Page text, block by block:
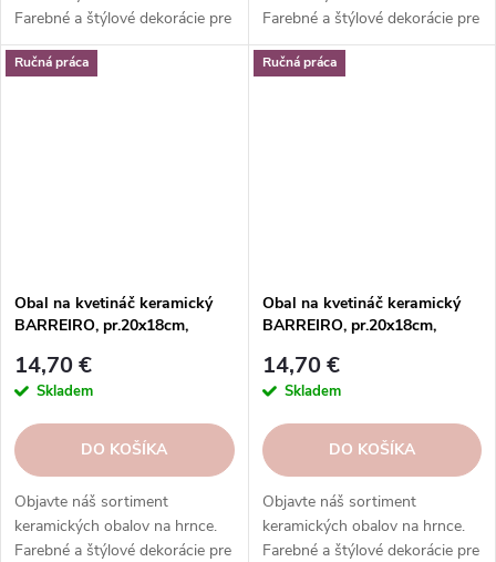
Farebné a štýlové dekorácie pre
vaše rastliny. Objednajte si ešte
dnes.
Farebné a štýlové dekorácie pre
vaše rastliny. Objednajte si ešte
dnes.
Ručná práca
Obal na kvetináč keramický
BARREIRO, pr.20x18cm,
14,70 €
Skladem
DO KOŠÍKA
Objavte náš sortiment
keramických obalov na hrnce.
Farebné a štýlové dekorácie pre
Ručná práca
Obal na kvetináč keramický
BARREIRO, pr.20x18cm,
14,70 €
Skladem
DO KOŠÍKA
Objavte náš sortiment
keramických obalov na hrnce.
Farebné a štýlové dekorácie pre